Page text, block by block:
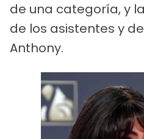
de una categoría, y
de los asistentes y
Anthony.